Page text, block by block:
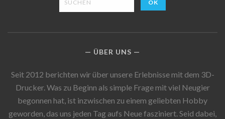
ÜBER UNS
Seit 2012 berichten wir über unsere Erlebnisse mit dem 3D-
Drucker. Was zu Beginn als simple Frage mit viel Neugier
begonnen hat, ist inzwischen zu einem geliebten Hobby
geworden, das uns jeden Tag aufs Neue fasziniert. Seid dabei,